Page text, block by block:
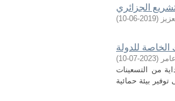
الجزائري
(
2019-06-10
)
الخاصة للدولة
(
2023-07-10
)
من التسعينات